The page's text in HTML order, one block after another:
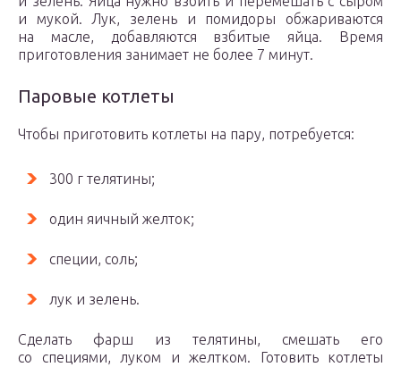
и мукой. Лук, зелень и помидоры обжариваются
на масле, добавляются взбитые яйца. Время
приготовления занимает не более 7 минут.
Паровые котлеты
Чтобы приготовить котлеты на пару, потребуется:
300 г телятины;
один яичный желток;
специи, соль;
лук и зелень.
Сделать фарш из телятины, смешать его
со специями, луком и желтком. Готовить котлеты